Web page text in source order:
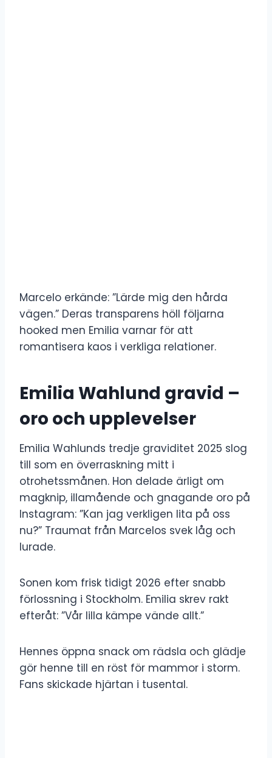
Marcelo erkände: ”Lärde mig den hårda
vägen.” Deras transparens höll följarna
hooked men Emilia varnar för att
romantisera kaos i verkliga relationer.
Emilia Wahlund gravid –
oro och upplevelser
Emilia Wahlunds tredje graviditet 2025 slog
till som en överraskning mitt i
otrohetssmånen. Hon delade ärligt om
magknip, illamående och gnagande oro på
Instagram: ”Kan jag verkligen lita på oss
nu?” Traumat från Marcelos svek låg och
lurade.
Sonen kom frisk tidigt 2026 efter snabb
förlossning i Stockholm. Emilia skrev rakt
efteråt: ”Vår lilla kämpe vände allt.”
Hennes öppna snack om rädsla och glädje
gör henne till en röst för mammor i storm.
Fans skickade hjärtan i tusental.